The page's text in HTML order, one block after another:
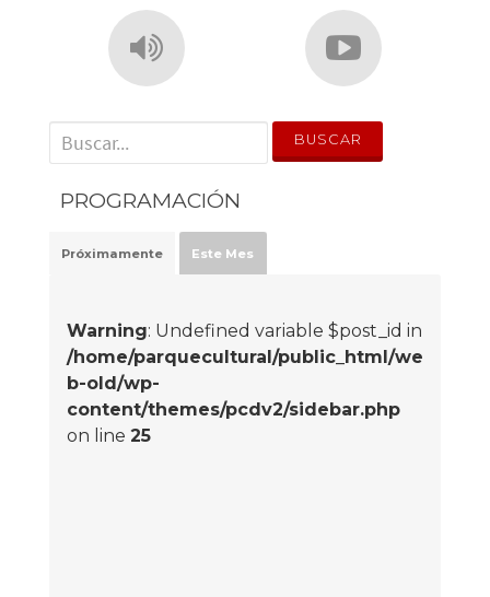
' . __('Search for:') . '
PROGRAMACIÓN
Próximamente Este Mes
Warning: Undefined variable $post_id in
/home/parquecultural/public_html/we
b-old/wp-
content/themes/pcdv2/sidebar.php
on line 25